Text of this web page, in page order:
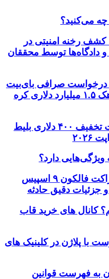
چه می‌کنید؟
رخنه امنیتی در
و دادگاه‌ها توسط محققان
درخواست صرافی بای‌بیت
برای ردیابی دارایی‌های هک ۱.۵ میلیارد دلاری کره
فرصت استثنایی: دریافت تخفیف ۴۰۰ دلاری بلیط
ویژگی‌هایی دارد؟
برخورد قطعه غیرفعال راکت فالکون ۹ اسپیس
جزئیات دقیق حادثه
کانال های خرید قاب
با پلاژن در کلینیک های
به فهرست قوانین